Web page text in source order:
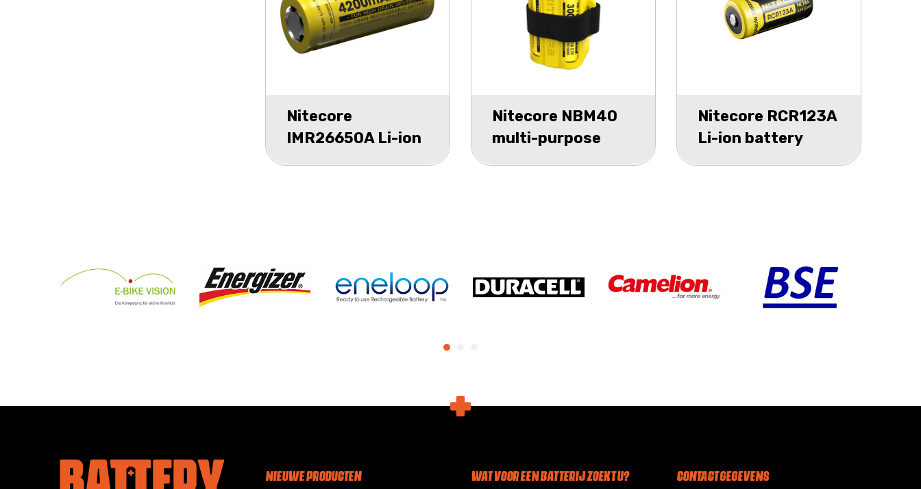
Nitecore
IMR26650A Li-ion
Nitecore NBM40
multi-purpose
Nitecore RCR123A
Li-ion battery
NIEUWE PRODUCTEN WAT VOOR EEN BATTERIJ ZOEKT U? CONTACT GEGEVENS